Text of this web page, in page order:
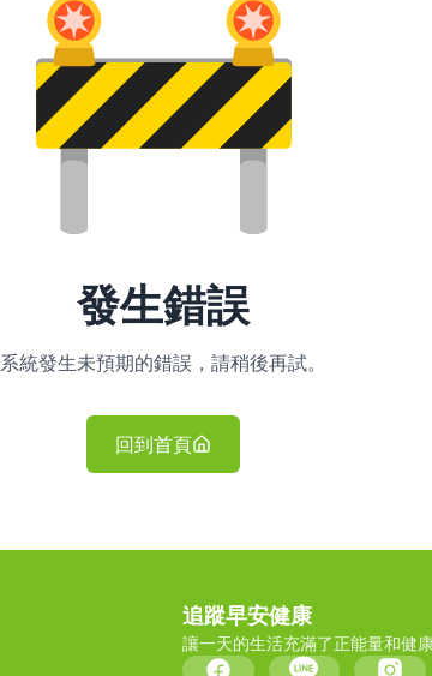
發生錯誤
系統發生未預期的錯誤，請稍後再試。
回到首頁
追蹤早安健康
讓一天的生活充滿了正能量和健